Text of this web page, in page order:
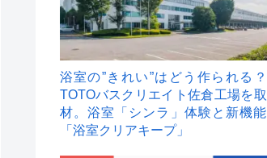
浴室の”きれい”はどう作られる？
TOTOバスクリエイト佐倉工場を取
材。浴室「シンラ」体験と新機能
「浴室クリアキープ」